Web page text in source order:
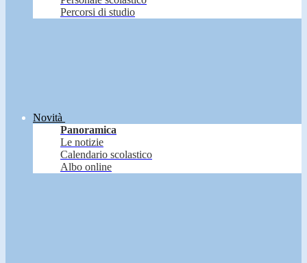
Percorsi di studio
Novità
Panoramica
Le notizie
Calendario scolastico
Albo online